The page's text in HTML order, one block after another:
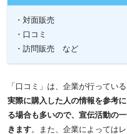
・対面販売
・口コミ
・訪問販売 など
「口コミ」は、企業が行ってい
実際に購入した人の情報を参考
る場合も多いので、宣伝活動の
きます。また、企業によっては